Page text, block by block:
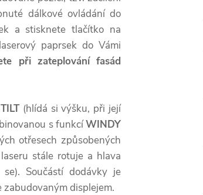
dálkové ovládání do
a stisknete tlačítko na
paprsek do Vámi
při zateplování fasád
TILT(hlídá si výšku, při její
s funkcíWINDY
otřesech způsobených
stále rotuje a hlava
Součástí dodávky je
zabudovaným displejem.